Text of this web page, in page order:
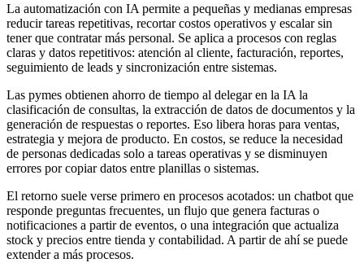
La automatización con IA permite a pequeñas y medianas empresas
reducir tareas repetitivas, recortar costos operativos y escalar sin
tener que contratar más personal. Se aplica a procesos con reglas
claras y datos repetitivos: atención al cliente, facturación, reportes,
seguimiento de leads y sincronización entre sistemas.
Las pymes obtienen ahorro de tiempo al delegar en la IA la
clasificación de consultas, la extracción de datos de documentos y la
generación de respuestas o reportes. Eso libera horas para ventas,
estrategia y mejora de producto. En costos, se reduce la necesidad
de personas dedicadas solo a tareas operativas y se disminuyen
errores por copiar datos entre planillas o sistemas.
El retorno suele verse primero en procesos acotados: un chatbot que
responde preguntas frecuentes, un flujo que genera facturas o
notificaciones a partir de eventos, o una integración que actualiza
stock y precios entre tienda y contabilidad. A partir de ahí se puede
extender a más procesos.